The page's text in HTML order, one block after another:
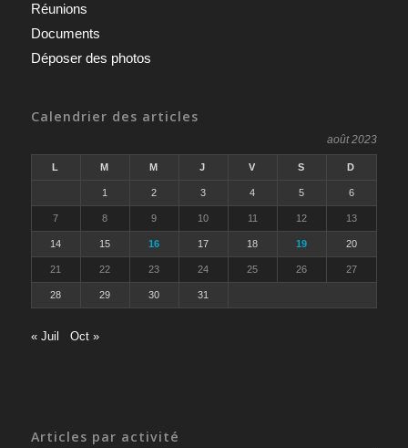
Réunions
Documents
Déposer des photos
Calendrier des articles
août 2023
L M M J V S D
1 2 3 4 5 6
7 8 9 10 11 12 13
14 15 16 17 18 19 20
21 22 23 24 25 26 27
28 29 30 31
« Juil Oct »
Articles par activité